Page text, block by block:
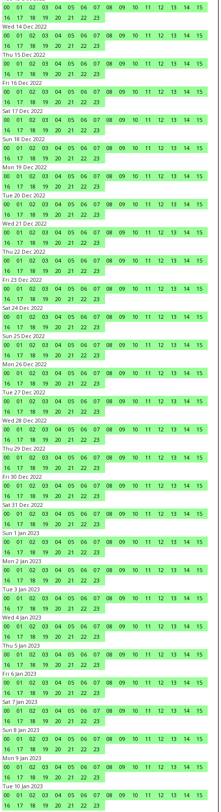
00
01 02 03 04 05 06 07 08 09 10 11 12 13 14
15
16
17 18 19 20 21 22
23
Wed 14 Dec 2022
00
01 02 03 04 05 06 07 08 09 10 11 12 13 14
15
16
17 18 19 20 21 22
23
Thu 15 Dec 2022
00
01 02 03 04 05 06 07 08 09 10 11 12 13 14
15
16
17 18 19 20 21 22
23
Fri 16 Dec 2022
00
01 02 03 04 05 06 07 08 09 10 11 12 13 14
15
16
17 18 19 20 21 22
23
Sat 17 Dec 2022
00
01 02 03 04 05 06 07 08 09 10 11 12 13 14
15
16
17 18 19 20 21 22
23
Sun 18 Dec 2022
00
01 02 03 04 05 06 07 08 09 10 11 12 13 14
15
16
17 18 19 20 21 22
23
Mon 19 Dec 2022
00
01 02 03 04 05 06 07 08 09 10 11 12 13 14
15
16
17 18 19 20 21 22
23
Tue 20 Dec 2022
00
01 02 03 04 05 06 07 08 09 10 11 12 13 14
15
16
17 18 19 20 21 22
23
Wed 21 Dec 2022
00
01 02 03 04 05 06 07 08 09 10 11 12 13 14
15
16
17 18 19 20 21 22
23
Thu 22 Dec 2022
00
01 02 03 04 05 06 07 08 09 10 11 12 13 14
15
16
17 18 19 20 21 22
23
Fri 23 Dec 2022
00
01 02 03 04 05 06 07 08 09 10 11 12 13 14
15
16
17 18 19 20 21 22
23
Sat 24 Dec 2022
00
01 02 03 04 05 06 07 08 09 10 11 12 13 14
15
16
17 18 19 20 21 22
23
Sun 25 Dec 2022
00
01 02 03 04 05 06 07 08 09 10 11 12 13 14
15
16
17 18 19 20 21 22
23
Mon 26 Dec 2022
00
01 02 03 04 05 06 07 08 09 10 11 12 13 14
15
16
17 18 19 20 21 22
23
Tue 27 Dec 2022
00
01 02 03 04 05 06 07 08 09 10 11 12 13 14
15
16
17 18 19 20 21 22
23
Wed 28 Dec 2022
00
01 02 03 04 05 06 07 08 09 10 11 12 13 14
15
16
17 18 19 20 21 22
23
Thu 29 Dec 2022
00
01 02 03 04 05 06 07 08 09 10 11 12 13 14
15
16
17 18 19 20 21 22
23
Fri 30 Dec 2022
00
01 02 03 04 05 06 07 08 09 10 11 12 13 14
15
16
17 18 19 20 21 22
23
Sat 31 Dec 2022
00
01 02 03 04 05 06 07 08 09 10 11 12 13 14
15
16
17 18 19 20 21 22
23
Sun 1 Jan 2023
00
01 02 03 04 05 06 07 08 09 10 11 12 13 14
15
16
17 18 19 20 21 22
23
Mon 2 Jan 2023
00
01 02 03 04 05 06 07 08 09 10 11 12 13 14
15
16
17 18 19 20 21 22
23
Tue 3 Jan 2023
00
01 02 03 04 05 06 07 08 09 10 11 12 13 14
15
16
17 18 19 20 21 22
23
Wed 4 Jan 2023
00
01 02 03 04 05 06 07 08 09 10 11 12 13 14
15
16
17 18 19 20 21 22
23
Thu 5 Jan 2023
00
01 02 03 04 05 06 07 08 09 10 11 12 13 14
15
16
17 18 19 20 21 22
23
Fri 6 Jan 2023
00
01 02 03 04 05 06 07 08 09 10 11 12 13 14
15
16
17 18 19 20 21 22
23
Sat 7 Jan 2023
00
01 02 03 04 05 06 07 08 09 10 11 12 13 14
15
16
17 18 19 20 21 22
23
Sun 8 Jan 2023
00
01 02 03 04 05 06 07 08 09 10 11 12 13 14
15
16
17 18 19 20 21 22
23
Mon 9 Jan 2023
00
01 02 03 04 05 06 07 08 09 10 11 12 13 14
15
16
17 18 19 20 21 22
23
Tue 10 Jan 2023
00
01 02 03 04 05 06 07 08 09 10 11 12 13 14
15
16
17 18 19 20 21 22
23